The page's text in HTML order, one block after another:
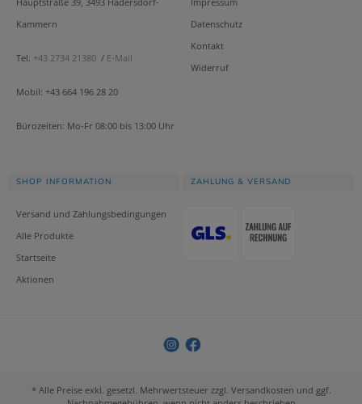
Kammern
Tel. +43 2734 21380 / E-Mail
Mobil: +43 664 196 28 20
Bürozeiten: Mo-Fr 08:00 bis 13:00 Uhr
Datenschutz
Kontakt
Widerruf
SHOP INFORMATION
Versand und Zahlungsbedingungen
Alle Produkte
Startseite
Aktionen
ZAHLUNG & VERSAND
* Alle Preise exkl. gesetzl. Mehrwertsteuer zzgl. Versandkosten und ggf.